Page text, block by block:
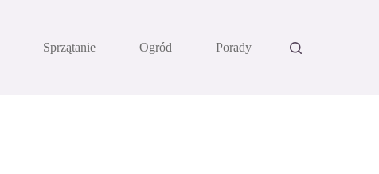
Sprzątanie Ogród Porady